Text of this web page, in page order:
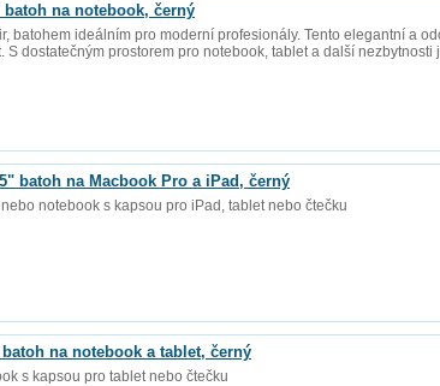
batoh na notebook, černý
batohem ideálním pro moderní profesionály. Tento elegantní a
S dostatečným prostorem pro notebook, tablet a další nezbytnosti
batoh na Macbook Pro a iPad, černý
notebook s kapsou pro iPad, tablet nebo čtečku
batoh na notebook a tablet, černý
s kapsou pro tablet nebo čtečku